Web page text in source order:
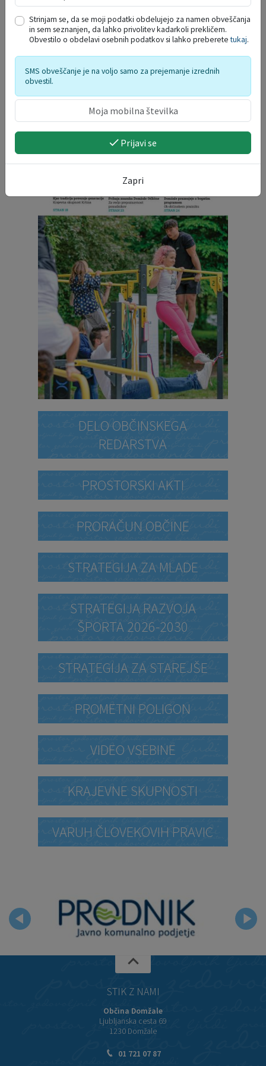
19
AVG.
Obisk mladih na gasilskem taboru v
Radencih ob Kolpi
30
AVG.
INFORMATIVNI BILTENI
DELO OBČINSKEGA
REDARSTVA
PROSTORSKI AKTI
PRORAČUN OBČINE
STRATEGIJA ZA MLADE
STRATEGIJA RAZVOJA
ŠPORTA 2026-2030
STRATEGIJA ZA STAREJŠE
PROMETNI POLIGON
VIDEO VSEBINE
KRAJEVNE SKUPNOSTI
VARUH ČLOVEKOVIH PRAVIC
STIK Z NAMI
Občina Domžale
Ljubljanska cesta 69
1230 Domžale
01 721 07 87
Strinjam se, da se moji podatki obdelujejo za namen obveščanja
in sem seznanjen, da lahko privolitev kadarkoli prekličem.
Obvestilo o obdelavi osebnih podatkov si lahko preberetetukaj.
SMS obveščanje je na voljo samo za prejemanje izrednih
obvestil.
Prijavi se
Zapri